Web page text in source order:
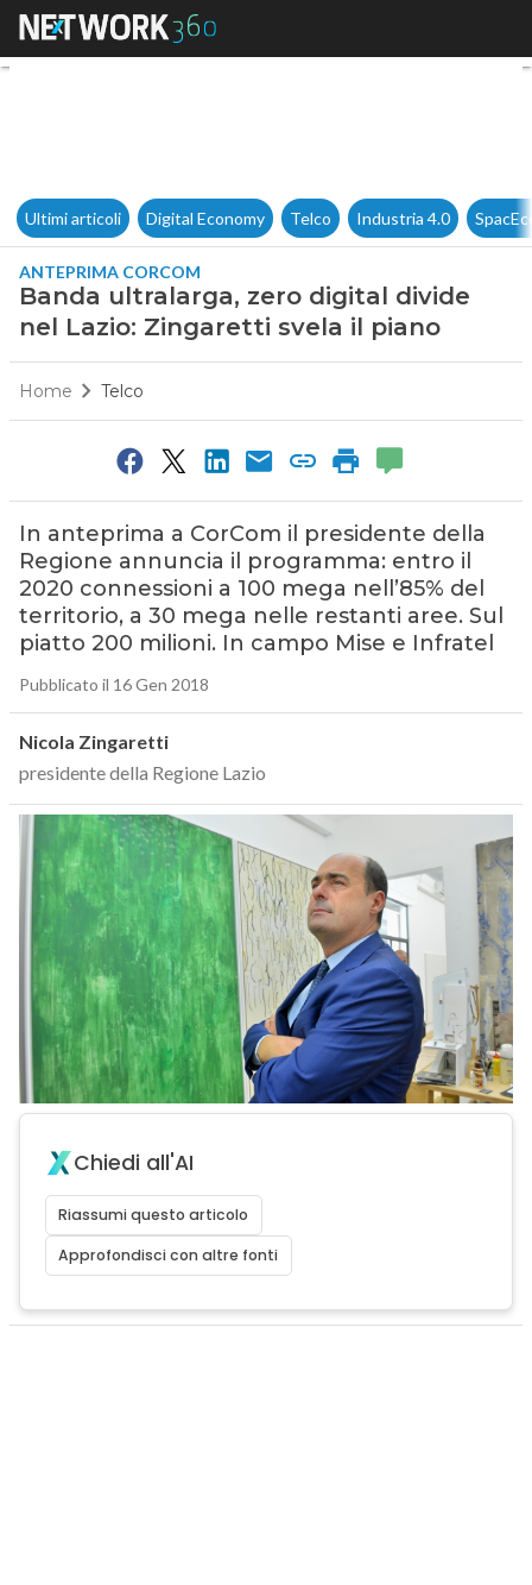
Banda ultralarga, zero
Ultimi articoli Digital Economy Telco Industria 4.0
ANTEPRIMA CORCOM
Banda ultralarga, zero digital divide
nel Lazio: Zingaretti svela il piano
Home Telco
In anteprima a CorCom il presidente della
Regione annuncia il programma: entro il
2020 connessioni a 100 mega nell’85% del
territorio, a 30 mega nelle restanti aree. Sul
piatto 200 milioni. In campo Mise e Infratel
Pubblicato il 16 Gen 2018
Nicola Zingaretti
presidente della Regione Lazio
Chiedi all'AI
Riassumi questo articolo
Approfondisci con altre fonti